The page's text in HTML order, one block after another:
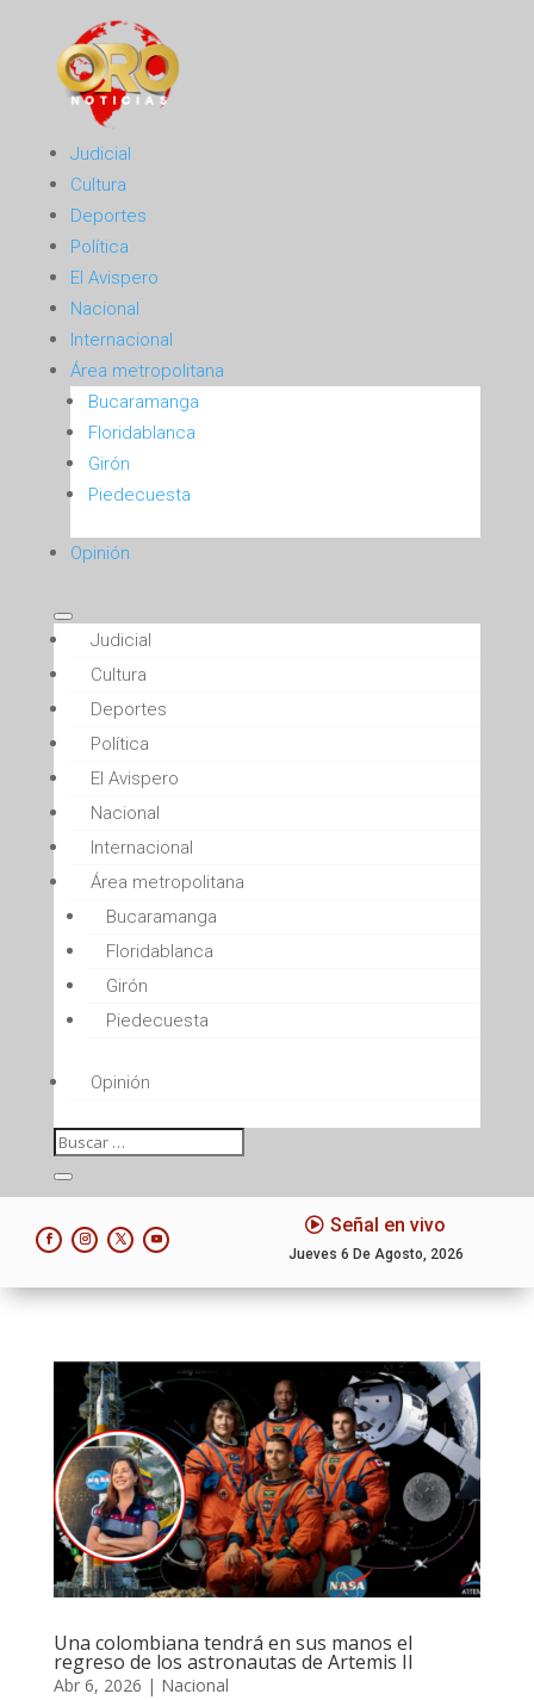
Judicial
Cultura
Deportes
Política
El Avispero
Nacional
Internacional
Área metropolitana
Bucaramanga
Floridablanca
Girón
Piedecuesta
Opinión
Judicial
Cultura
Deportes
Política
El Avispero
Nacional
Internacional
Área metropolitana
Bucaramanga
Floridablanca
Girón
Piedecuesta
Opinión
Señal en vivo
Jueves 6 De Agosto, 2026
Una colombiana tendrá en sus manos el
regreso de los astronautas de Artemis II
Abr 6, 2026 | Nacional